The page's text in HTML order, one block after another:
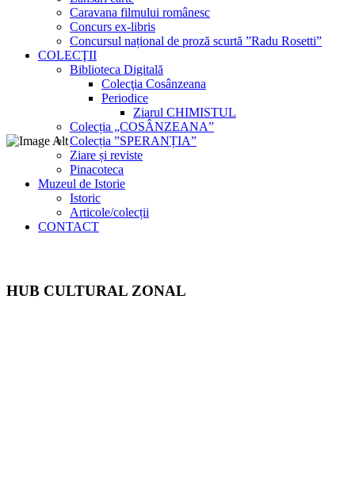
Caravana filmului românesc
Concurs ex-libris
Concursul național de proză scurtă ”Radu Rosetti”
COLECŢII
Biblioteca Digitală
Colecţia Cosânzeana
Periodice
Ziarul CHIMISTUL
Colecția „COSÂNZEANA”
Colecția ”SPERANȚIA”
Ziare și reviste
Pinacoteca
Muzeul de Istorie
Istoric
Articole/colecții
CONTACT
HUB CULTURAL ZONAL